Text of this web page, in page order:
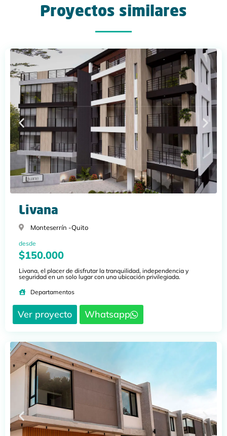
Proyectos similares
Livana
Monteserrín -Quito
desde
$150.000
Livana, el placer de disfrutar la tranquilidad, independencia y
seguridad en un solo lugar con una ubicación privilegiada.
Departamentos
Ver proyecto Whatsapp